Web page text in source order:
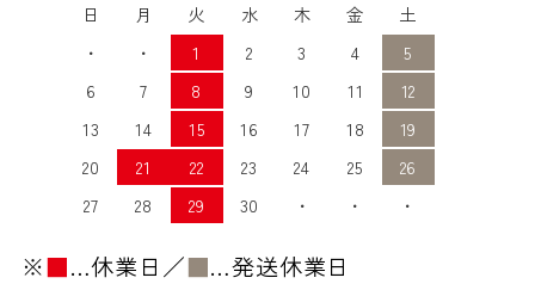
日 月 火 水 木 金
土
・
・ 1 2 3 4
5
6
7 8 9 10 11
12
13
14 15 16 17 18
19
20
21 22 23 24 25
26
27
28 29 30 ・ ・ ・
※■…休業日／■…発送休業日